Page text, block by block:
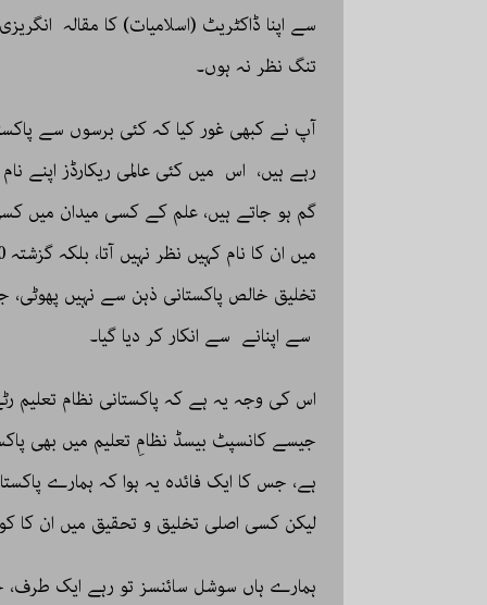
سے اپنا ڈاکٹریٹ (اسلامیات) کا مقالہ
تنگ نظر نہ ہوں۔
آپ نے کبھی غور کیا کہ کئی برسوں سے
رہے ہیں، اس میں کئی عالمی ریکارڈز اپنے
گم ہو جاتے ہیں، علم کے کسی میدان میں
تخلیق خالص پاکستانی ذہن سے نہیں
سے اپنانے سے انکار کر دیا گیا۔
اس کی وجہ یہ ہے کہ پاکستانی نظام تعلیم
جیسے کانسپٹ بیسڈ نظامِ تعلیم میں بھی
ہے، جس کا ایک فائدہ یہ ہوا کہ ہمارے
لیکن کسی اصلی تخلیق و تحقیق میں ان کا
ہمارے ہاں سوشل سائنسز تو رہے ایک طرف،